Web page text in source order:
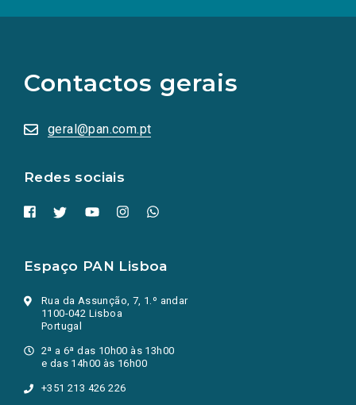
Contactos gerais
geral@pan.com.pt
Redes sociais
redes
sociais
numa
nova
Espaço PAN Lisboa
Rua da Assunção, 7, 1.º andar
1100-042 Lisboa
Portugal
2ª a 6ª das 10h00 às 13h00
e das 14h00 às 16h00
+351 213 426 226